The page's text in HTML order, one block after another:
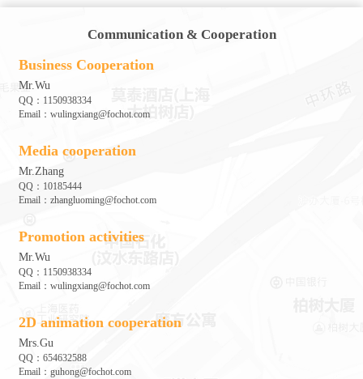
Communication & Cooperation
Business Cooperation
Mr.Wu
QQ：1150938334
Email：wulingxiang@fochot.com
Media cooperation
Mr.Zhang
QQ：10185444
Email：zhangluoming@fochot.com
Promotion activities
Mr.Wu
QQ：1150938334
Email：wulingxiang@fochot.com
2D animation cooperation
Mrs.Gu
QQ：654632588
Email：guhong@fochot.com